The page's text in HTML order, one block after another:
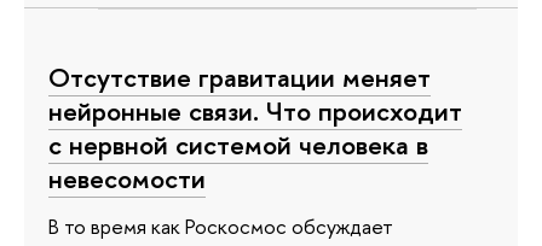
Отсутствие гравитации меняет
нейронные связи. Что происходит
с нервной системой человека в
невесомости
В то время как Роскосмос обсуждает